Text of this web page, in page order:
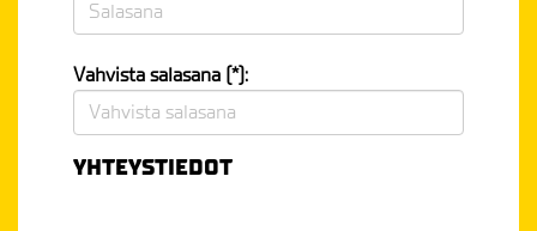
Vahvista salasana (*):
YHTEYSTIEDOT